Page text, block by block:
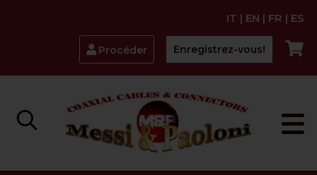
IT | EN | FR | ES
Procéder Enregistrez-vous!